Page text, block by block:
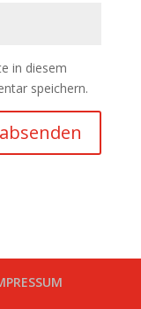
in diesem
speichern.